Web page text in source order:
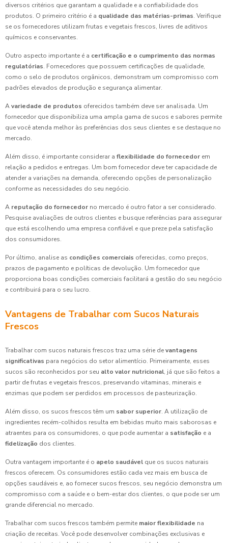
diversos critérios que garantam a qualidade e a confiabilidade dos
produtos. O primeiro critério é a qualidade das matérias-primas. Verifique
se os fornecedores utilizam frutas e vegetais frescos, livres de aditivos
químicos e conservantes.
Outro aspecto importante é a certificação e o cumprimento das normas
regulatórias. Fornecedores que possuem certificações de qualidade,
como o selo de produtos orgânicos, demonstram um compromisso com
padrões elevados de produção e segurança alimentar.
Avariedade de produtos oferecidos também deve ser analisada. Um
fornecedor que disponibiliza uma ampla gama de sucos e sabores permite
que você atenda melhor às preferências dos seus clientes e se destaque no
mercado.
Além disso, é importante considerar a flexibilidade do fornecedor em
relação a pedidos e entregas. Um bom fornecedor deve ter capacidade de
atender a variações na demanda, oferecendo opções de personalização
conforme as necessidades do seu negócio.
A reputação do fornecedor no mercado é outro fator a ser considerado.
Pesquise avaliações de outros clientes e busque referências para assegurar
que está escolhendo uma empresa confiável e que preze pela satisfação
dos consumidores.
Por último, analise as condições comerciais oferecidas, como preços,
prazos de pagamento e políticas de devolução. Um fornecedor que
proporciona boas condições comerciais facilitará a gestão do seu negócio
e contribuirá para o seu lucro.
Vantagens de Trabalhar com Sucos Naturais
Frescos
Trabalhar com sucos naturais frescos traz uma série devantagens
significativas para negócios do setor alimentício. Primeiramente, esses
sucos são reconhecidos por seu alto valor nutricional, já que são feitos a
partir de frutas e vegetais frescos, preservando vitaminas, minerais e
enzimas que podem ser perdidos em processos de pasteurização.
Além disso, os sucos frescos têm um sabor superior. A utilização de
ingredientes recém-colhidos resulta em bebidas muito mais saborosas e
atraentes para os consumidores, o que pode aumentar a satisfação e a
fidelização dos clientes.
Outra vantagem importante é o apelo saudável que os sucos naturais
frescos oferecem. Os consumidores estão cada vez mais em busca de
opções saudáveis e, ao fornecer sucos frescos, seu negócio demonstra um
compromisso com a saúde e o bem-estar dos clientes, o que pode ser um
grande diferencial no mercado.
Trabalhar com sucos frescos também permite maior flexibilidade na
criação de receitas. Você pode desenvolver combinações exclusivas e